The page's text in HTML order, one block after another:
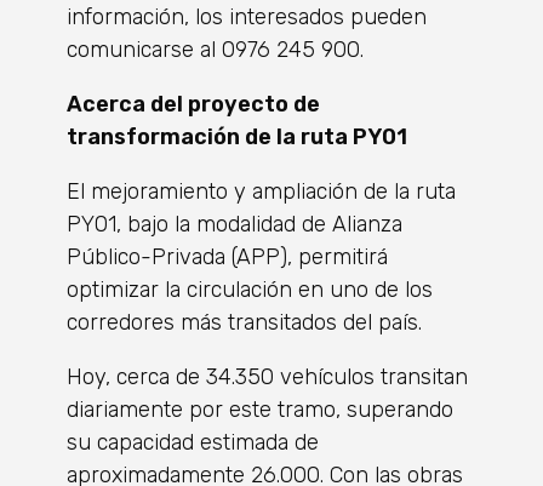
información, los interesados pueden
comunicarse al 0976 245 900.
Acerca del proyecto de
transformación de la ruta PY01
El mejoramiento y ampliación de la ruta
PY01, bajo la modalidad de Alianza
Público-Privada (APP), permitirá
optimizar la circulación en uno de los
corredores más transitados del país.
Hoy, cerca de 34.350 vehículos transitan
diariamente por este tramo, superando
su capacidad estimada de
aproximadamente 26.000. Con las obras